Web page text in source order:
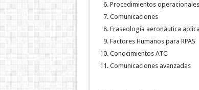
Procedimientos operacionales
Comunicaciones
Fraseología aeronáutica
Factores Humanos para RPAS
Conocimientos ATC
Comunicaciones avanzadas